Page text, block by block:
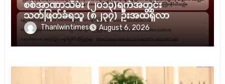
စစ်အာဏာသိမ်း (၂၀၁၃)ရက်အတွင်း
သတ်ဖြတ်ခံရသူ (၈၂၃၇) ဦးအထိရှိလာ
Thanlwintimes August 6, 2026